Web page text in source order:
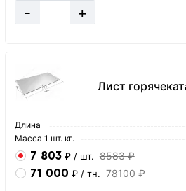
- +
Лист
Длина
Масса 1 шт. кг.
7 803 ₽ / шт. 8583 ₽
71 000 ₽ / тн. 78100 ₽